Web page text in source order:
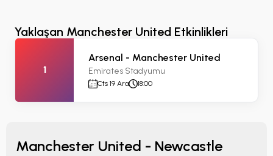
Yaklaşan Manchester United Etkinlikleri
1
Arsenal - Manchester United
Emirates Stadyumu
Cts 19 Ara 18:00
Manchester United - Newcastle